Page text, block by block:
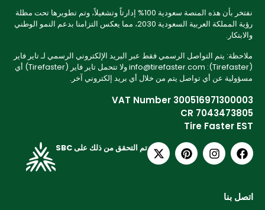
نفتخر بأن هذه المنصة سعودية 100% إدارتاً وتشغيلاً، وتم تطويرها تحت مظلة
رؤية المملكة العربية السعودية 2030، مما يعكس التزامنا بدعم النمو الوطني
والابتكار.
ملاحظة: يتم التواصل الرسمي فقط عبر البريد الإلكتروني الرسمي لـ تاير فاير
(Tirefaster): info@tirefaster.com ولا تتحمل تاير فاير (Tirefaster) أي
مسؤولية عن أي تواصل يتم من خلال أي بريد إلكتروني آخر.
VAT Number 300516971300003
CR 7043473805
Tire Faster EST
تم التحقق من ذلك على SBC
اتصل بنا